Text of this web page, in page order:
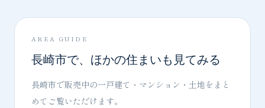
AREA GUIDE
長崎市で、ほかの住まいも見てみる
長崎市で販売中の一戸建て・マンション・土地をまと
めてご覧いただけます。